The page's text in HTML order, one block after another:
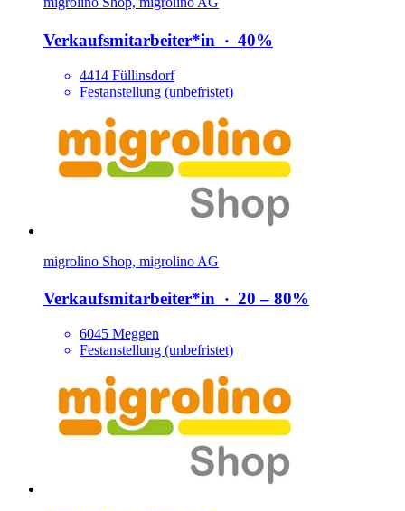
Verkaufsmitarbeiter*​in ‧ 40%
4414 Füllinsdorf
Festanstellung (unbefristet)
migrolino Shop, migrolino AG
Verkaufsmitarbeiter*​in ‧ 20 – 80%
6045 Meggen
Festanstellung (unbefristet)